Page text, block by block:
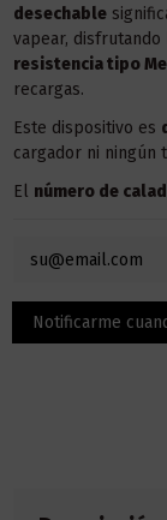
desechable
vapear, disfrutando
resistencia tipo
recargas.
Este dispositivo es
cargador ni ningún
El número de